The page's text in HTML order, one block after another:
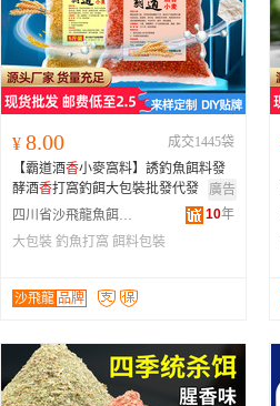
¥ 8.00
成交1445袋
【霸道酒香小麥窩料】誘釣魚餌料發
酵酒香打窩釣餌大包裝批發代發
廣告
四川省沙飛龍魚餌有限公司
10年
大包裝 釣魚打窩 餌料包裝
沙飛龍 品牌